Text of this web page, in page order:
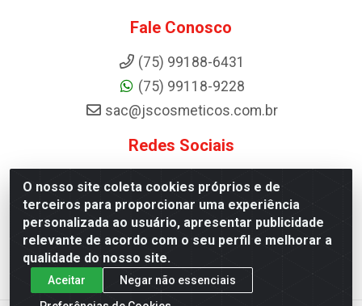
O nosso site coleta cookies próprios e de
terceiros para proporcionar uma experiência
personalizada ao usuário, apresentar publicidade
relevante de acordo com o seu perfil e melhorar a
qualidade do nosso site.
Aceitar
Negar não essenciais
Fale Conosco
(75) 99188-6431
(75) 99118-9228
sac@jscosmeticos.com.br
Redes Sociais
Instagram
Distribuidora de Cosméticos Antoneto LTDA - BA-052, km 87 -
Industrial, Ipirá - BA, 44600-000 - CNPJ 10.984.107/0001-75